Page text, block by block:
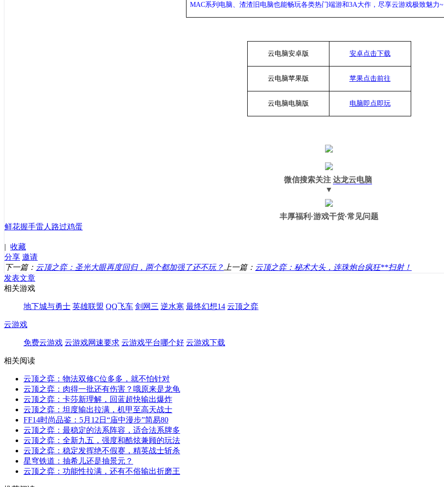
MAC系列电脑、 渣渣旧电脑也能畅玩各类热门端游和3A大作， 尽享云游戏极致魅力~
云电脑安卓版 安卓点击下载
云电脑苹果版 苹果点击前往
云电脑电脑版 电脑即点即玩
微信搜索关注 达龙云电脑
▼
丰厚福利 ·游戏干货·常见问题
鲜花握手雷人 路过鸡蛋
| 收藏
分享 邀请
下一篇： 云顶之弈：圣光大眼再度回归，两个都加强了还不玩？ 上一篇： 云顶之弈：秘术大头，连珠炮台疯狂**扫射！
发表文章
相关游戏
地下城与勇士 英雄联盟 QQ飞车 剑网三 逆水寒 最终幻想14 云顶之弈
云游戏
免费云游戏 云游戏网速要求 云游戏平台哪个好 云游戏下载
相关阅读
云顶之弈：物法双修C位多多，就不怕针对
云顶之弈：肉得一批还有伤害？哦原来是龙龟
云顶之弈：卡莎新理解，回蓝超快输出爆炸
云顶之弈：坦度输出拉满，机甲至高天战士
FF14时尚品鉴：5月12日“庙中漫步”简易80
云顶之弈：最稳定的法系阵容，适合法系牌多
云顶之弈：全新九五，强度和酷炫兼顾的玩法
云顶之弈：稳定发挥绝不假赛，精英战士斩杀
星穹铁道：抽希儿还是抽景元？
云顶之弈：功能性拉满，还有不俗输出折磨王